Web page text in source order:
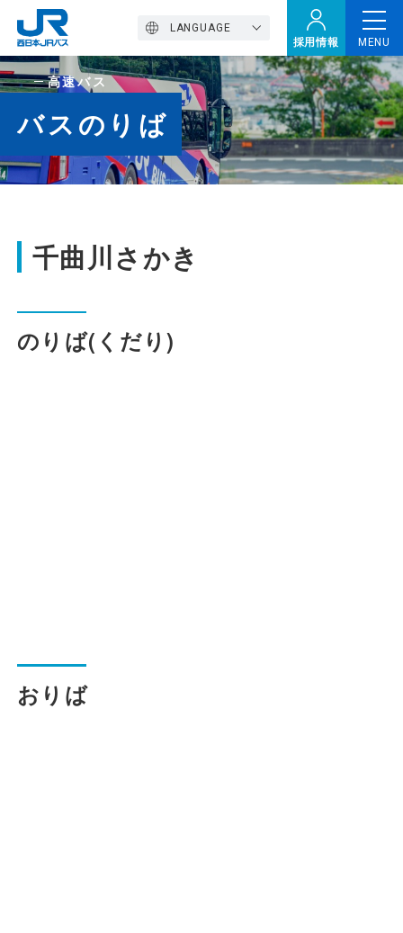
採用情報
LANGUAGE
MENU
トップページ
西バスの魅力
高速バス
定期観光バス
お問い合わせ・Q&A
高速バス
バスのりば
千曲川さかき
のりば(くだり)
おりば